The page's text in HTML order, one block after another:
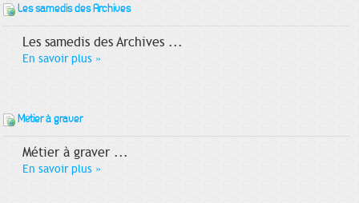
Les samedis des Archives
Les samedis des Archives ...
En savoir plus »
Métier à graver
Métier à graver ...
En savoir plus »